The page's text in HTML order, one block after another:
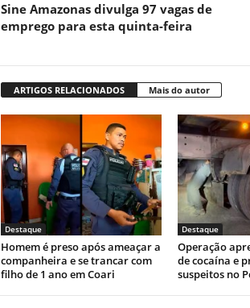
Sine Amazonas divulga 97 vagas de
emprego para esta quinta-feira
ARTIGOS RELACIONADOS Mais do autor
Destaque
Homem é preso após ameaçar a
companheira e se trancar com
filho de 1 ano em Coari
Destaque
Operação
de cocaína e
suspeitos no